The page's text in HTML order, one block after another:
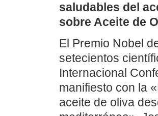
saludables del
sobre Aceite de
El Premio Nobel
setecientos
Internacional
manifiesto con la
aceite de oliva